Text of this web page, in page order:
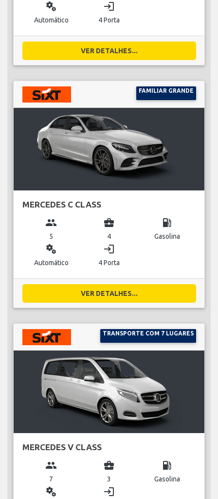
miscellaneous_services
Automático
login
4 Porta
VER DETALHES...
FAMILIAR GRANDE
MERCEDES C CLASS
group
5
business_center
4
local_gas_station
Gasolina
miscellaneous_services
Automático
login
4 Porta
VER DETALHES...
TRANSPORTE COM 7 LUGARES
MERCEDES V CLASS
group
7
business_center
3
local_gas_station
Gasolina
miscellaneous_services login